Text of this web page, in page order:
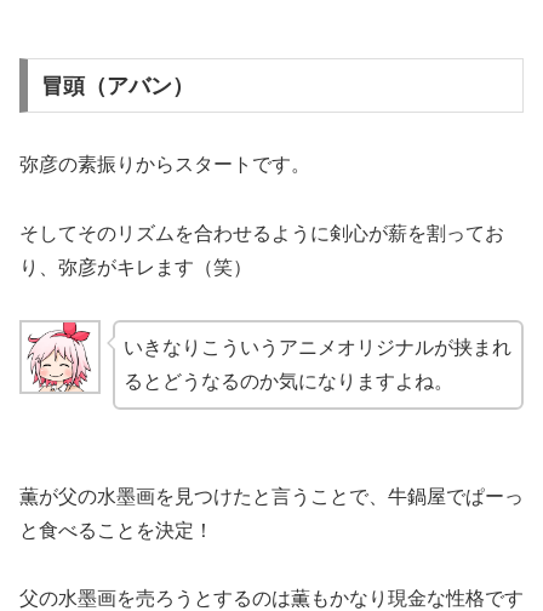
冒頭（アバン）
弥彦の素振りからスタートです。
そしてそのリズムを合わせるように剣心が薪を割ってお
り、弥彦がキレます（笑）
いきなりこういうアニメオリジナルが挟まれ
るとどうなるのか気になりますよね。
薫が父の水墨画を見つけたと言うことで、牛鍋屋でぱーっ
と食べることを決定！
父の水墨画を売ろうとするのは薫もかなり現金な性格です